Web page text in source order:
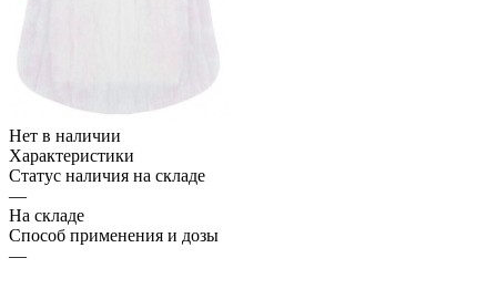
Нет в наличии
Характеристики
Статус наличия на складе
—
На складе
Способ применения и дозы
—